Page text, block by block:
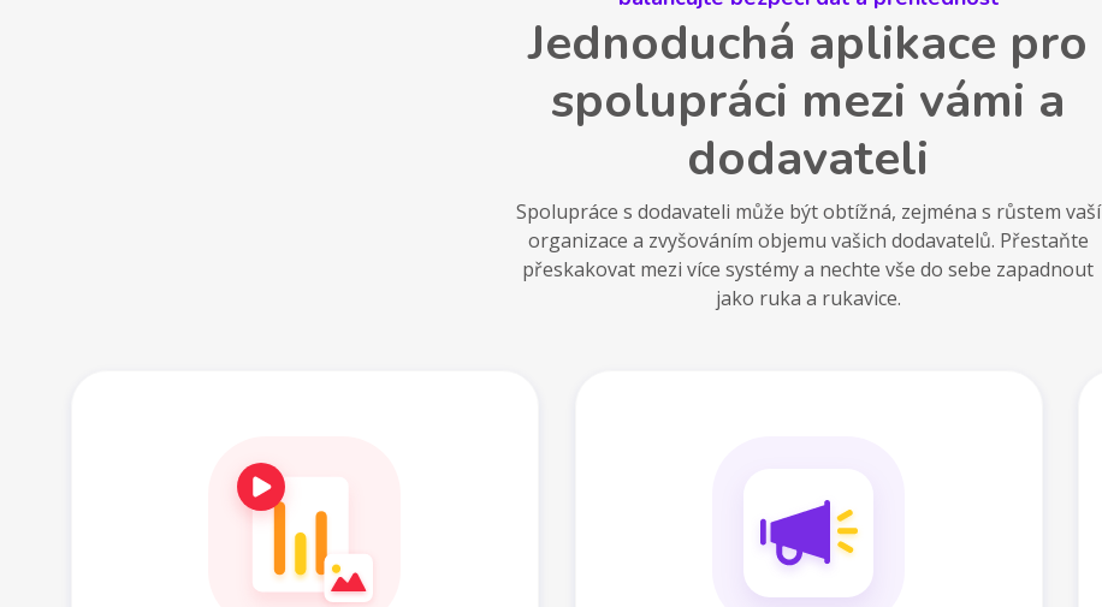
Jednoduchá aplikace pro
spolupráci mezi vámi a
dodavateli
Spolupráce s dodavateli může být obtížná, zejména s růstem vaší
organizace a zvyšováním objemu vašich dodavatelů. Přestaňte
přeskakovat mezi více systémy a nechte vše do sebe zapadnout
jako ruka a rukavice.